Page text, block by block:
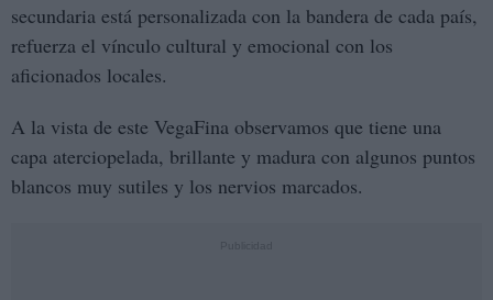
secundaria está personalizada con la bandera de cada país,
refuerza el vínculo cultural y emocional con los
aficionados locales.
A la vista de este VegaFina observamos que tiene una
capa aterciopelada, brillante y madura con algunos puntos
blancos muy sutiles y los nervios marcados.